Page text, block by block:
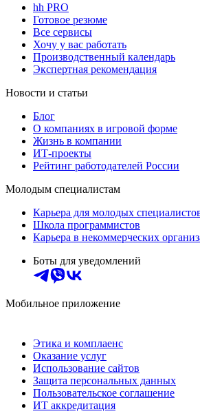
hh PRO
Готовое резюме
Все сервисы
Хочу у вас работать
Производственный календарь
Экспертная рекомендация
Новости и статьи
Блог
О компаниях в игровой форме
Жизнь в компании
ИТ-проекты
Рейтинг работодателей России
Молодым специалистам
Карьера для молодых
Школа программистов
Карьера в некоммерческих
Боты для уведомлений
Мобильное приложение
Этика и комплаенс
Оказание услуг
Использование сайтов
Защита персональных данных
Пользовательское соглашение
ИТ аккредитация